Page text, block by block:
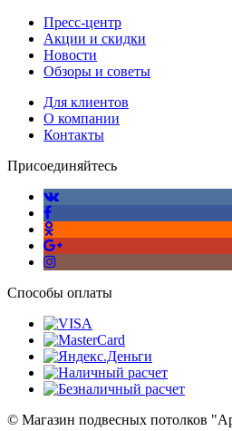
Пресс-центр
Акции и скидки
Новости
Обзоры и советы
Для клиентов
О компании
Контакты
Присоединяйтесь
Способы оплаты
© Магазин подвесных потолков